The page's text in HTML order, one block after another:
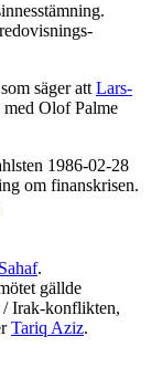
säger attLars-
Olof Palme
1986-02-28
om finanskrisen.
.
gällde
/ Irak-konflikten,
Tariq Aziz.